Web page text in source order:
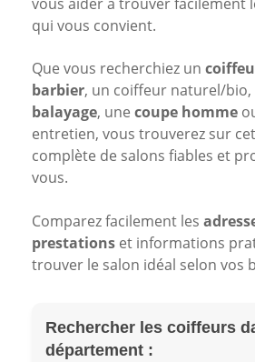
qui vous convient.
Que vous recherchiez un
barbier, un coiffeur naturel/bio,
balayage, une coupe homme
entretien, vous trouverez sur
complète de salons fiables et
vous.
Comparez facilement les
prestations et informations
trouver le salon idéal selon vos
Rechercher les coiffeurs
département :